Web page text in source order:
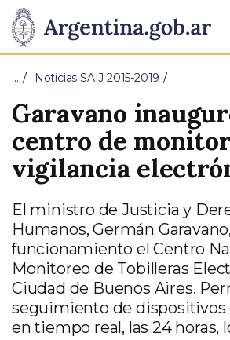
Presidencia
de
la
Nación
Pasar al contenido principal
… Noticias SAIJ 2015-2019
Garavano
centro de
vigilancia
El ministro de Justicia y
Humanos, Germán
funcionamiento el Centro
Monitoreo de Tobilleras
Ciudad de Buenos Aires.
seguimiento de dispositivos
en tiempo real, las 24 horas,